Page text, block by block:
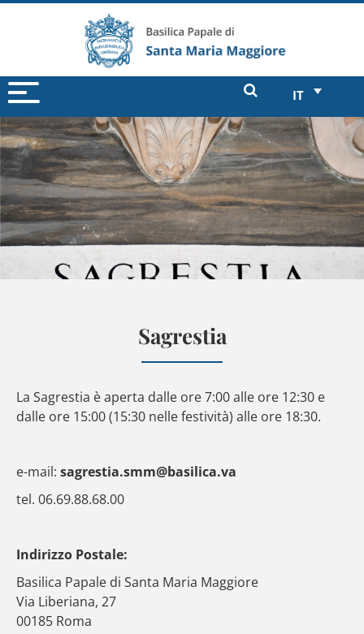
IT
Sagrestia
La Sagrestia è aperta dalle ore 7:00 alle ore 12:30 e
dalle ore 15:00 (15:30 nelle festività) alle ore 18:30.
e-mail: sagrestia.smm@basilica.va
tel. 06.69.88.68.00
Indirizzo Postale:
Basilica Papale di Santa Maria Maggiore
Via Liberiana, 27
00185 Roma